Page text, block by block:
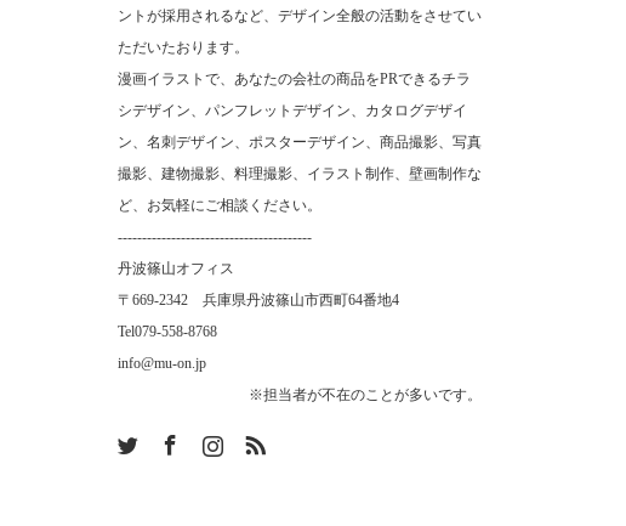
ントが採用されるなど、デザイン全般の活動をさせてい
ただいたおります。
漫画イラストで、あなたの会社の商品をPRできるチラ
シデザイン、パンフレットデザイン、カタログデザイ
ン、名刺デザイン、ポスターデザイン、商品撮影、写真
撮影、建物撮影、料理撮影、イラスト制作、壁画制作な
ど、お気軽にご相談ください。
----------------------------------------
丹波篠山オフィス
〒669-2342 兵庫県丹波篠山市西町64番地4
Tel079-558-8768
info@mu-on.jp
※担当者が不在のことが多いです。